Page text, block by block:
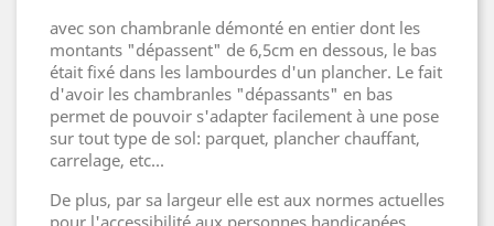
avec son chambranle démonté en entier dont les
montants "dépassent" de 6,5cm en dessous, le bas
était fixé dans les lambourdes d'un plancher. Le fait
d'avoir les chambranles "dépassants" en bas
permet de pouvoir s'adapter facilement à une pose
sur tout type de sol: parquet, plancher chauffant,
carrelage, etc...
De plus, par sa largeur elle est aux normes actuelles
pour l'accessibilité aux personnes handicapées